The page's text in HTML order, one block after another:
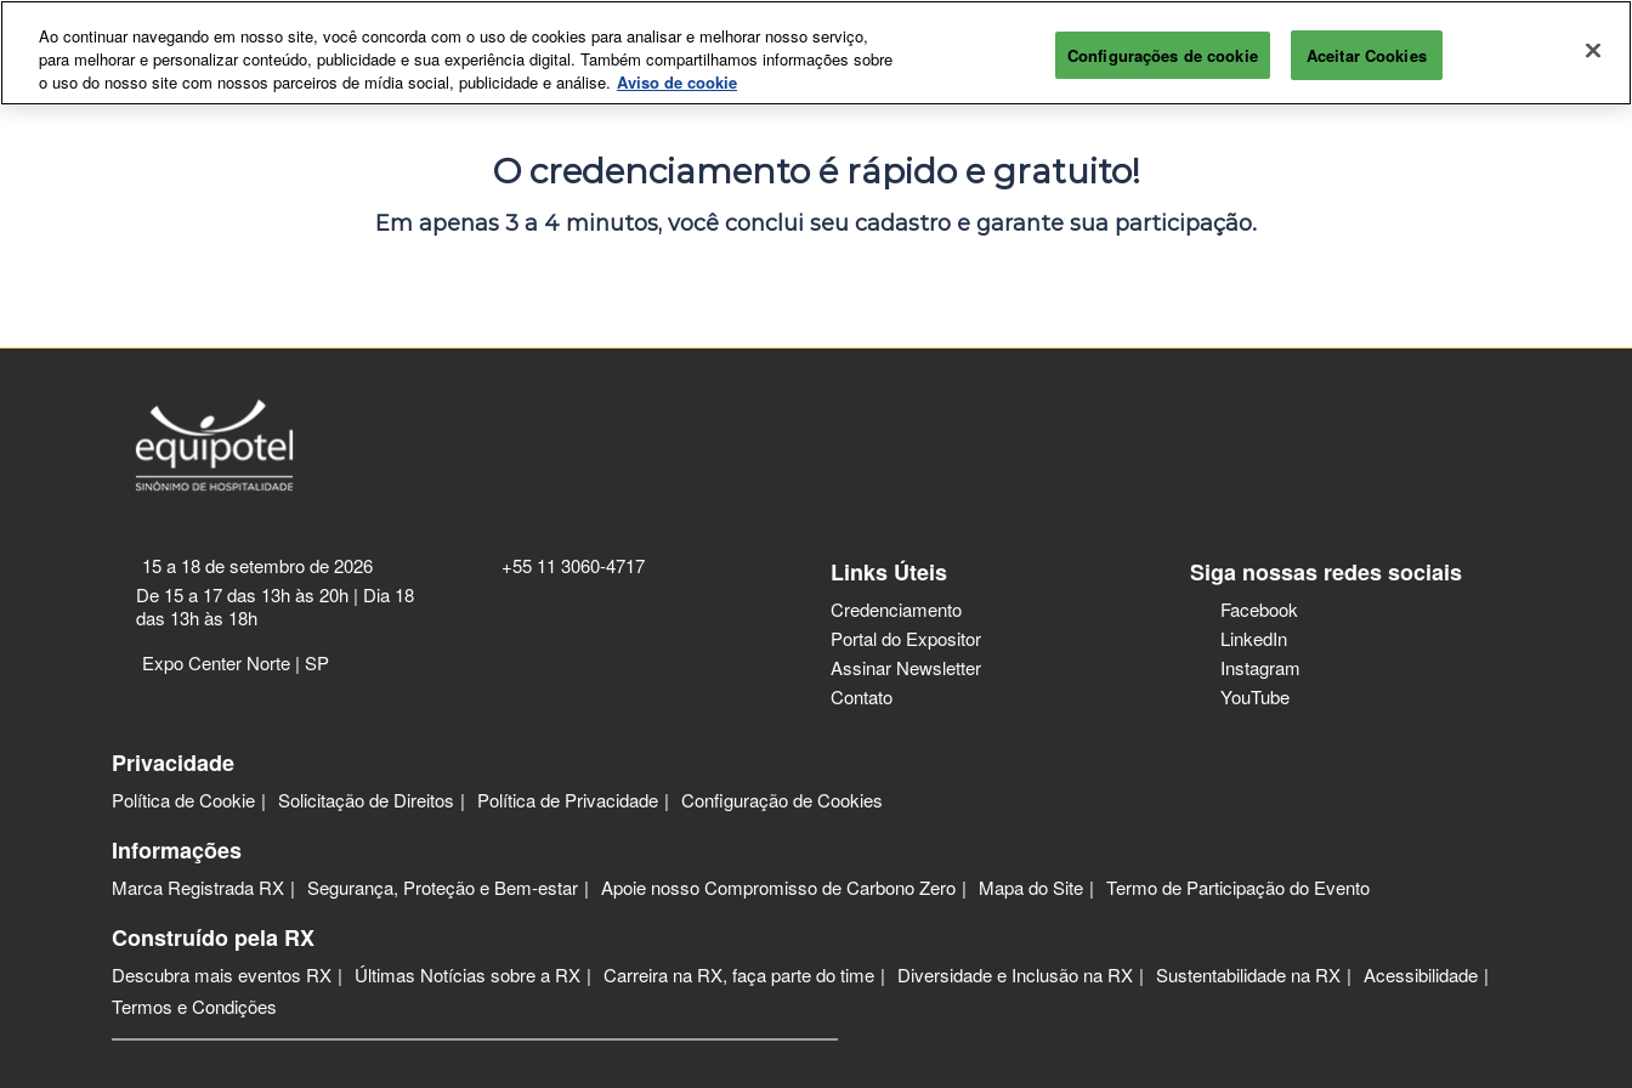
para
o
conteúdo
15-18 Setembro | 2026
Expo Center Norte | SP
O credenciamento é rápido e gratuito!
Em apenas 3 a 4 minutos, você conclui seu cadastro e garante sua participação.
15 a 18 de setembro de 2026
De 15 a 17 das 13h às 20h | Dia 18
das 13h às 18h
Expo Center Norte | SP
+55 11 3060-4717 Links Úteis
Credenciamento
Portal do Expositor
Assinar Newsletter
Contato
Siga nossas redes sociais
Facebook
LinkedIn
Instagram
YouTube
Privacidade
Política de Cookie Solicitação de Direitos Política de Privacidade Configuração de Cookies
Informações
Marca Registrada RX Segurança, Proteção e Bem-estar Apoie nosso Compromisso de Carbono Zero Mapa do Site Termo de Participação do Evento
Construído pela RX
Descubra mais eventos RX Últimas Notícias sobre a RX Carreira na RX, faça parte do time Diversidade e Inclusão na RX Sustentabilidade na RX
Acessibilidade
Termos e Condições
Ao continuar navegando em nosso site, você concorda com o uso de cookies para analisar e melhorar nosso serviço,
para melhorar e personalizar conteúdo, publicidade e sua experiência digital. Também compartilhamos informações sobre
o uso do nosso site com nossos parceiros de mídia social, publicidade e análise. Aviso de cookie
Configurações de cookie Aceitar Cookies